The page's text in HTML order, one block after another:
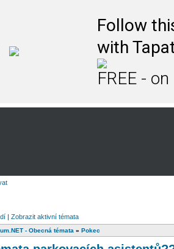
Follow
with
FREE -
| Zobrazit aktivní témata
- Obecná témata » Pokec